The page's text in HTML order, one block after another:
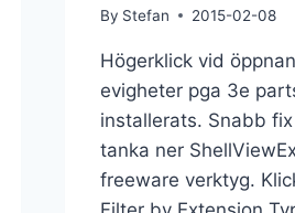
By Stefan 2015-02-08
Högerklick vid
evigheter pga 3e
installerats. Snabb
tanka ner
freeware verktyg.